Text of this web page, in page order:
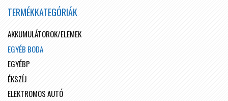
TERMÉKKATEGÓRIÁK
AKKUMULÁTOROK/ELEMEK
EGYÉB BODA
EGYÉBP
ÉKSZÍJ
ELEKTROMOS AUTÓ